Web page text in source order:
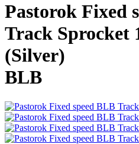
Pastorok Fixed
Track Sprocket
(Silver)
BLB